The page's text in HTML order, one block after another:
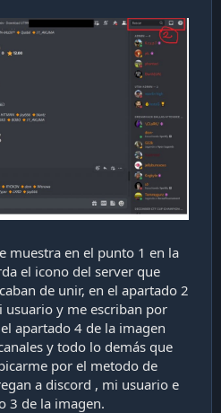
muestra en el punto 1 en la
el icono del server que
de unir, en el apartado 2
y me escriban por
apartado 4 de la imagen
y todo lo demás que
por el metodo de
a discord , mi usuario e
3 de la imagen.